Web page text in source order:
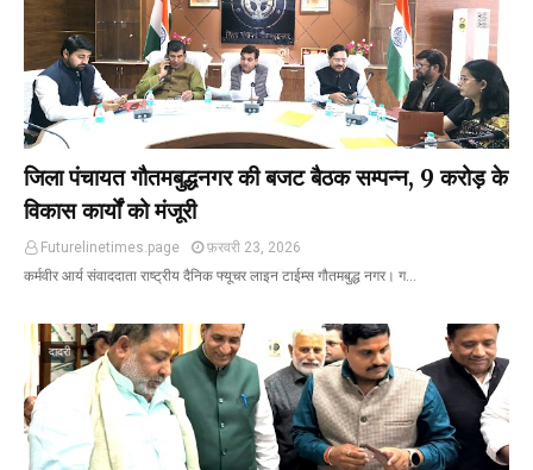
जिला पंचायत गौतमबुद्धनगर की बजट बैठक सम्पन्न, 9 करोड़ के
विकास कार्यों को मंजूरी
Futurelinetimes.page
फ़रवरी 23, 2026
कर्मवीर आर्य संवाददाता राष्ट्रीय दैनिक फ्यूचर लाइन टाईम्स गौतमबुद्ध नगर। ग…
दादरी